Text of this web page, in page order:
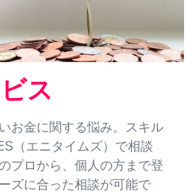
ス
お金に関する悩み。スキル
（エニタイムズ）で相談
プロから、個人の方まで登
ズに合った相談が可能で